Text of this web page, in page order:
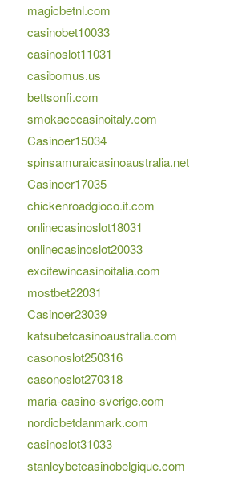
magicbetnl.com
casinobet10033
casinoslot11031
casibomus.us
bettsonfi.com
smokacecasinoitaly.com
Casinoer15034
spinsamuraicasinoaustralia.net
Casinoer17035
chickenroadgioco.it.com
onlinecasinoslot18031
onlinecasinoslot20033
excitewincasinoitalia.com
mostbet22031
Casinoer23039
katsubetcasinoaustralia.com
casonoslot250316
casonoslot270318
maria-casino-sverige.com
nordicbetdanmark.com
casinoslot31033
stanleybetcasinobelgique.com